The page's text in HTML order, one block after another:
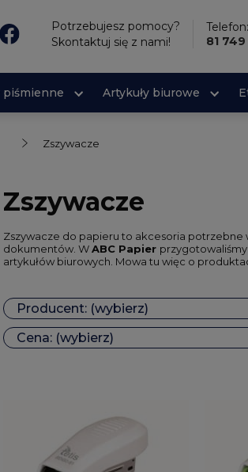
Potrzebujesz pomocy?
Skontaktuj się z nami!
Telefon:
81
piśmienne Artykuły biurowe
Zszywacze
Zszywacze
Zszywacze do papieru to akcesoria potrzebne
dokumentów. WABC Papier
artykułów biurowych. Mowa tu więc o
Producent: (wybierz)
Cena: (wybierz)